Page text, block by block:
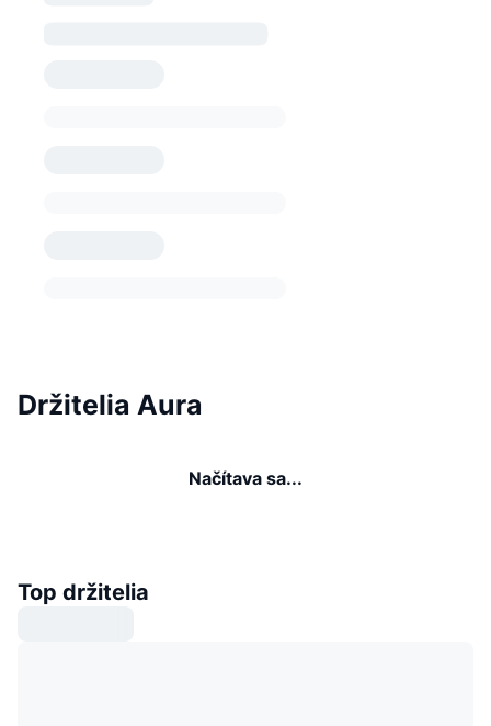
Držitelia Aura
Načítava sa...
Top držitelia